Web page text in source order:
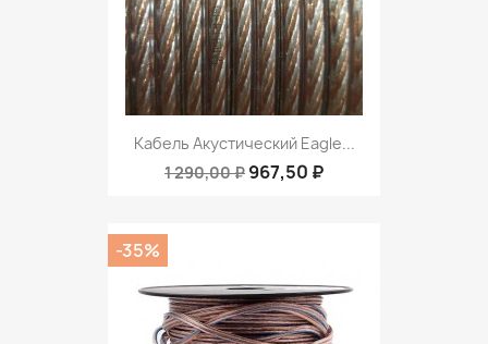
Кабель Акустический Eagle...
1 290,00 ₽ 967,50 ₽
-35%